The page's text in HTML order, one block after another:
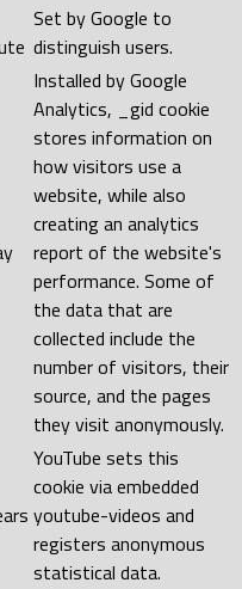
Set by Google to
distinguish users.
Installed by Google
Analytics, _gid cookie
stores information on
how visitors use a
website, while also
creating an analytics
report of the website's
performance. Some of
the data that are
collected include the
number of visitors, their
source, and the pages
they visit anonymously.
YouTube sets this
cookie via embedded
youtube-videos and
registers anonymous
statistical data.